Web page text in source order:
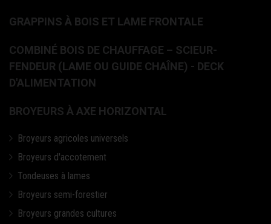
GRAPPINS À BOIS ET LAME FRONTALE
COMBINÉ BOIS DE CHAUFFAGE – SCIEUR-
FENDEUR (LAME OU GUIDE CHAÎNE) - DECK
D'ALIMENTATION
BROYEURS À AXE HORIZONTAL
Broyeurs agricoles universels
Broyeurs d'accotement
Tondeuses à lames
Broyeurs semi-forestier
Broyeurs grandes cultures